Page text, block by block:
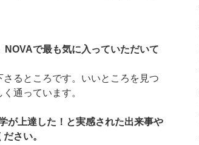
で最も気に入っていただいて
るところです。いいところを見つ
通っています。
が上達した！と実感された出来事や
さい。